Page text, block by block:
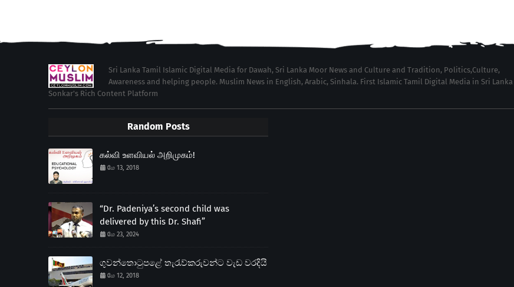
Sri Lanka Tamil Islamic Digital Media for Dawah, Sri Lanka Moor News and Culture and Tradition, Politics,Culture,
Awareness and helping people. Muslim News in English, Arabic, Sinhala. First Islamic Tamil Digital Media in Sri Lanka |
Sonkar's Rich Content Platform
Random Posts
கல்வி உளவியல் அறிமுகம்!
மே 13, 2018
“Dr. Padeniya’s second child was
delivered by this Dr. Shafi”
மே 23, 2024
ගුවන්තොටුපළේ තැරැව්කරුවන්ට වැඩ වරදියි
மே 12, 2018